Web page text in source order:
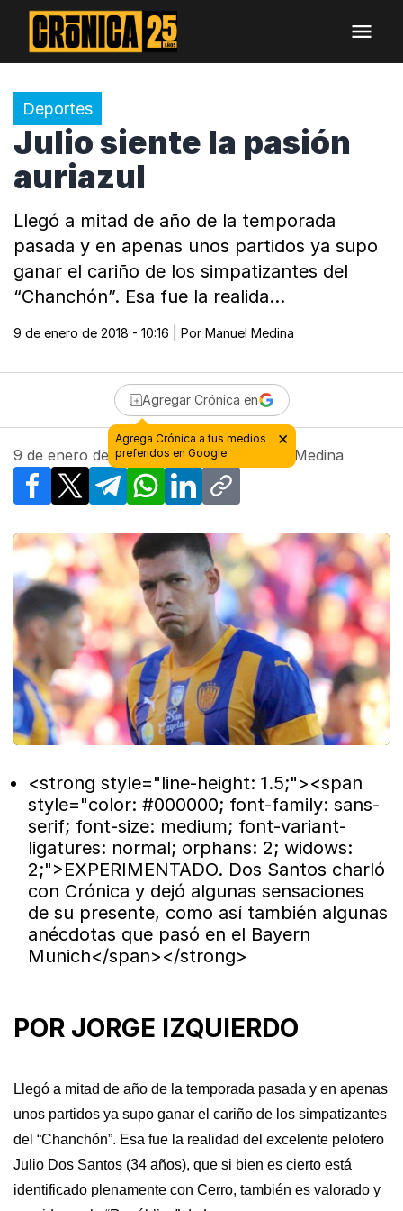
Deportes
Julio siente la pasión
auriazul
Llegó a mitad de año de la temporada
pasada y en apenas unos partidos ya supo
ganar el cariño de los simpatizantes del
“Chanchón”. Esa fue la realida…
9 de enero de 2018 - 10:16 | Por Manuel Medina
Agregar Crónica en
9 de enero de 2018 - 10:16| Por Manuel Medina
Facebook
X TelegramWhatsApp
LinkedInCopy link
<strong style="line-height: 1.5;"><span
style="color: #000000; font-family: sans-
serif; font-size: medium; font-variant-
ligatures: normal; orphans: 2; widows:
2;">EXPERIMENTADO. Dos Santos charló
con Crónica y dejó algunas sensaciones
de su presente, como así también algunas
anécdotas que pasó en el Bayern
Munich</span></strong>
POR JORGE IZQUIERDO
Llegó a mitad de año de la temporada pasada y en apenas
unos partidos ya supo ganar el cariño de los simpatizantes
del “Chanchón”. Esa fue la realidad del excelente pelotero
Julio Dos Santos (34 años), que si bien es cierto está
identificado plenamente con Cerro, también es valorado y